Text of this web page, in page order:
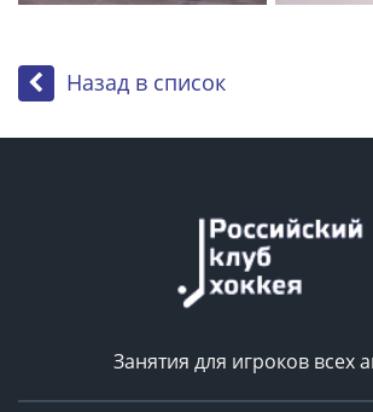
Назад в список
Занятия для игроков всех